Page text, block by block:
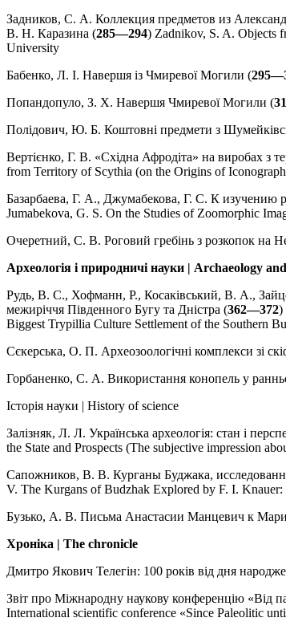
Задников, С. А. Коллекция предметов из
В. Н. Каразина (285—294) Zadnikov, S. A. Objects
University
Бабенко, Л. І. Навершя із Чмиревої Могили (
Попандопуло, З. Х. Навершя Чмиревої Могили (
Полідович, Ю. Б. Коштовні предмети з
Вертієнко, Г. В. «Східна Афродіта» на виробах з
from Territory of Scythia (on the Origins of
Базарбаева, Г. А., Джумабекова, Г. С. К изучению
Jumabekova, G. S. On the Studies of Zoomorphic
Очеретний, С. В. Роговий гребінь з розкопок на
Археологія і природничі науки | Archaeology
Рудь, В. С., Хофманн, Р., Косаківський, В. А.,
межиріччя Південного Бугу та Дністра (362—372)
Biggest Trypillia Culture Settlement of the Southern
Сєкерська, О. П. Археозоологічні комплекси зі
Горбаненко, С. А. Використання конопель у
Історія науки | History of science
Залізняк, Л. Л. Українська археологія: стан і
the State and Prospects (The subjective impression
Сапожников, B. В. Курганы Буджака,
V. The Kurgans of Budzhak Explored by F. I.
Бузько, А. В. Письма Анастасии Манцевич к
Хроніка | The chronicle
Дмитро Якович Телегін: 100 років від дня
Звіт про Міжнародну наукову конференцію «Від
International scientific conference «Since Paleolitic